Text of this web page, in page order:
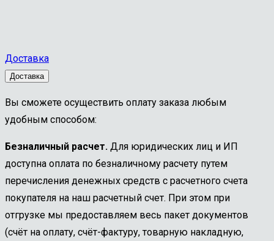
Доставка
Доставка
Вы сможете осуществить оплату заказа любым
удобным способом:
Безналичный расчет. Для юридических лиц и ИП
доступна оплата по безналичному расчету путем
перечисления денежных средств с расчетного счета
покупателя на наш расчетный счет. При этом при
отгрузке мы предоставляем весь пакет документов
(счёт на оплату, счёт-фактуру, товарную накладную,